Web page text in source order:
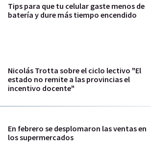
Tips para que tu celular gaste menos de
batería y dure más tiempo encendido
Nicolás Trotta sobre el ciclo lectivo "El
estado no remite a las provincias el
incentivo docente"
En febrero se desplomaron las ventas en
los supermercados